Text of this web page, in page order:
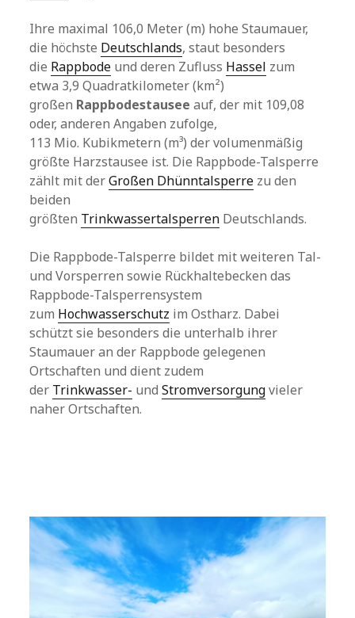
Ihre maximal 106,0 Meter (m) hohe Staumauer,
die höchste Deutschlands, staut besonders
die Rappbode und deren Zufluss Hassel zum
etwa 3,9 Quadratkilometer (km²)
großen Rappbodestausee auf, der mit 109,08
oder, anderen Angaben zufolge,
113 Mio. Kubikmetern (m³) der volumenmäßig
größte Harzstausee ist. Die Rappbode-Talsperre
zählt mit derGroßen Dhünntalsperre zu den
beiden
größten Trinkwassertalsperren Deutschlands.
Die Rappbode-Talsperre bildet mit weiteren Tal-
und Vorsperren sowie Rückhaltebecken das
Rappbode-Talsperrensystem
zum Hochwasserschutz im Ostharz. Dabei
schützt sie besonders die unterhalb ihrer
Staumauer an der Rappbode gelegenen
Ortschaften und dient zudem
der Trinkwasser- undStromversorgungvieler
naher Ortschaften.